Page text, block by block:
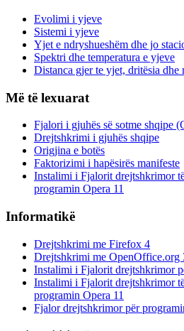
Evolimi i yjeve
Sistemi i yjeve
Yjet e ndryshueshëm dhe jo
Spektri dhe temperatura e yjeve
Distanca gjer te yjet, dritësia dhe
Më të lexuarat
Fjalori i gjuhës së sotme shqipe
Drejtshkrimi i gjuhës shqipe
Origjina e botës
Faktorizimi i hapësirës manifeste
Instalimi i Fjalorit drejtshkrimor
programin Opera 11
Informatikë
Drejtshkrimi me Firefox 4
Drejtshkrimi me OpenOffice.org
Instalimi i Fjalorit drejtshkrimor
Instalimi i Fjalorit drejtshkrimor
programin Opera 11
Fjalor drejtshkrimor për